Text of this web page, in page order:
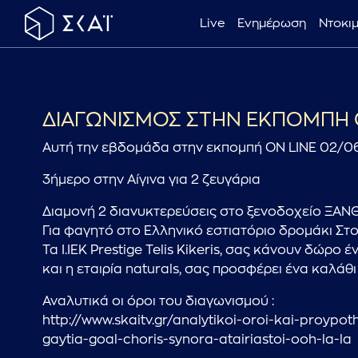
Live Ενημέρωση
ΔΙΑΓΩΝΙΣΜΟΣ ΣΤΗΝ ΕΚΠΟΜΠΗ
Αυτή την εβδομάδα στην εκπομπή ON LINE 02/
3ήμερο στην Αίγινα για 2 ζευγάρια
Διαμονή 2 διανυκτερεύσεις στο ξενοδοχείο
Για φαγητό στο Ελληνικό εστιατόριο δρομάκι
Τα Ι.ΙΕΚ Prestige Telis Kikeris, σας κάνουν δώρο
και η εταιρία naturals, σας προσφέρει ένα καλάθι
Αναλυτικά οι όροι του διαγωνισμού :
http://www.skaitv.gr/analytikoi-oroi-kai-
gaytia-goal-choris-synora-atairiastoi-ooh-la-la